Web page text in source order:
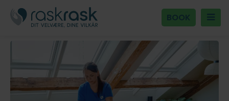
BOOK